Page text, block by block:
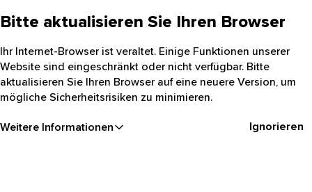
Bitte aktualisieren Sie Ihren Browser
Ihr Internet-Browser ist veraltet. Einige Funktionen unserer
Website sind eingeschränkt oder nicht verfügbar. Bitte
aktualisieren Sie Ihren Browser auf eine neuere Version, um
mögliche Sicherheitsrisiken zu minimieren.
Weitere Informationen Ignorieren